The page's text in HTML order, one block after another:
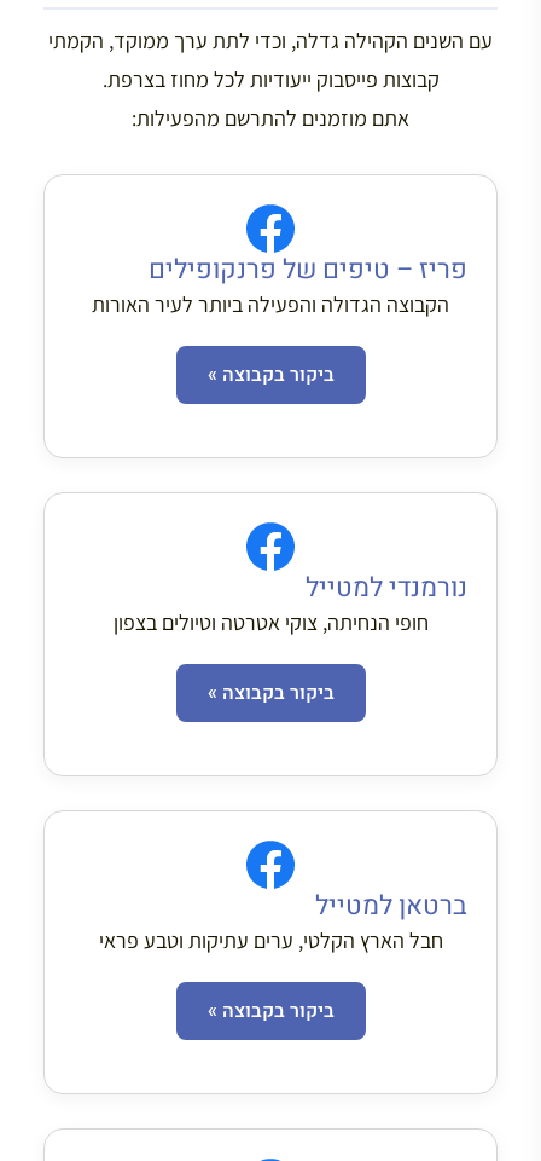
עם השנים הקהילה גדלה, וכדי לתת ערך ממוקד, הקמתי
קבוצות פייסבוק ייעודיות לכל מחוז בצרפת.
אתם מוזמנים להתרשם מהפעילות:
פריז – טיפים של פרנקופילים
הקבוצה הגדולה והפעילה ביותר לעיר האורות
ביקור בקבוצה »
נורמנדי למטייל
חופי הנחיתה, צוקי אטרטה וטיולים בצפון
ביקור בקבוצה »
ברטאן למטייל
חבל הארץ הקלטי, ערים עתיקות וטבע פראי
ביקור בקבוצה »